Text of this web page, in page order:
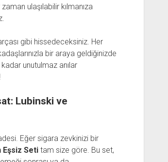
ulaşılabilir kılmanıza
gibi hissedeceksiniz. Her
bir araya geldiğinizde
unutulmaz anılar
Lubinski ve
Eğer sigara zevkinizi bir
Eşsiz Setitam size göre. Bu set,